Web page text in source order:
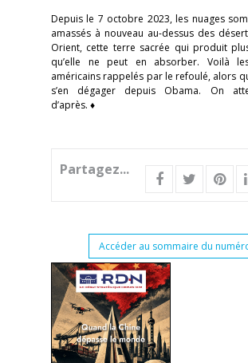
Depuis le 7 octobre 2023, les nuages
amassés à nouveau au-dessus des
Orient, cette terre sacrée qui produit
qu’elle ne peut en absorber. Voilà
américains rappelés par le refoulé, alors
s’en dégager depuis Obama. On
d’après. ♦
Partagez...
Accéder au sommaire du